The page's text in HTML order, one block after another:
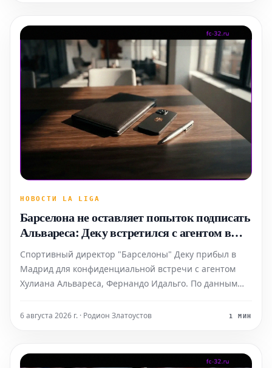
НОВОСТИ LA LIGA
Барселона не оставляет попыток подписать
Альвареса: Деку встретился с агентом в
Мадриде
Спортивный директор "Барселоны" Деку прибыл в
Мадрид для конфиденциальной встречи с агентом
Хулиана Альвареса, Фернандо Идальго. По данным
дальнейшую доработку стратегии по трансферу,
6 августа 2026 г. · Родион Златоустов 1 МИН